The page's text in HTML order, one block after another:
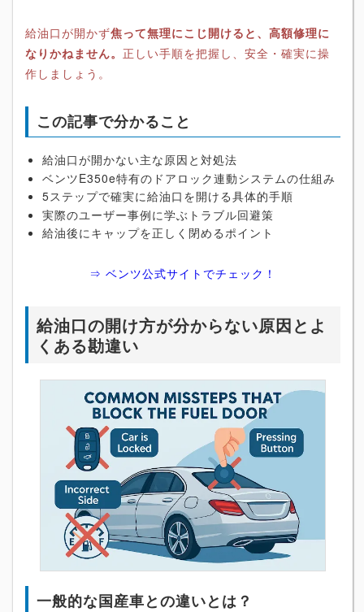
給油口が開かず焦って無理にこじ開けると、高額修理に
なりかねません。 正しい手順を把握し、安全・確実に操
作しましょう。
この記事で分かること
給油口が開かない主な原因と対処法
ベンツE350e特有のドアロック連動システムの仕組み
5ステップで確実に給油口を開ける具体的手順
実際のユーザー事例に学ぶトラブル回避策
給油後にキャップを正しく閉めるポイント
⇒ ベンツ公式サイトでチェック！
給油口の開け方が分からない原因とよ
くある勘違い
一般的な国産車との違いとは？